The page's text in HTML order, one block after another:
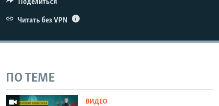
Поделиться
Читать без VPN
ПО ТЕМЕ
ВИДЕО